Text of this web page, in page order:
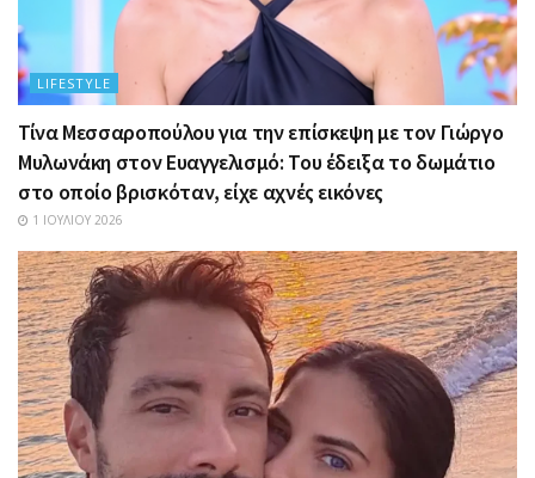
LIFESTYLE
Τίνα Μεσσαροπούλου για την επίσκεψη με τον Γιώργο
Μυλωνάκη στον Ευαγγελισμό: Του έδειξα το δωμάτιο
στο οποίο βρισκόταν, είχε αχνές εικόνες
1 ΙΟΥΛΊΟΥ 2026